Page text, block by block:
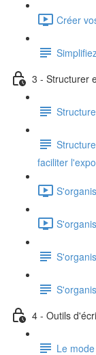
Créer
3 - Structurer
faciliter
4 - Outils
Le